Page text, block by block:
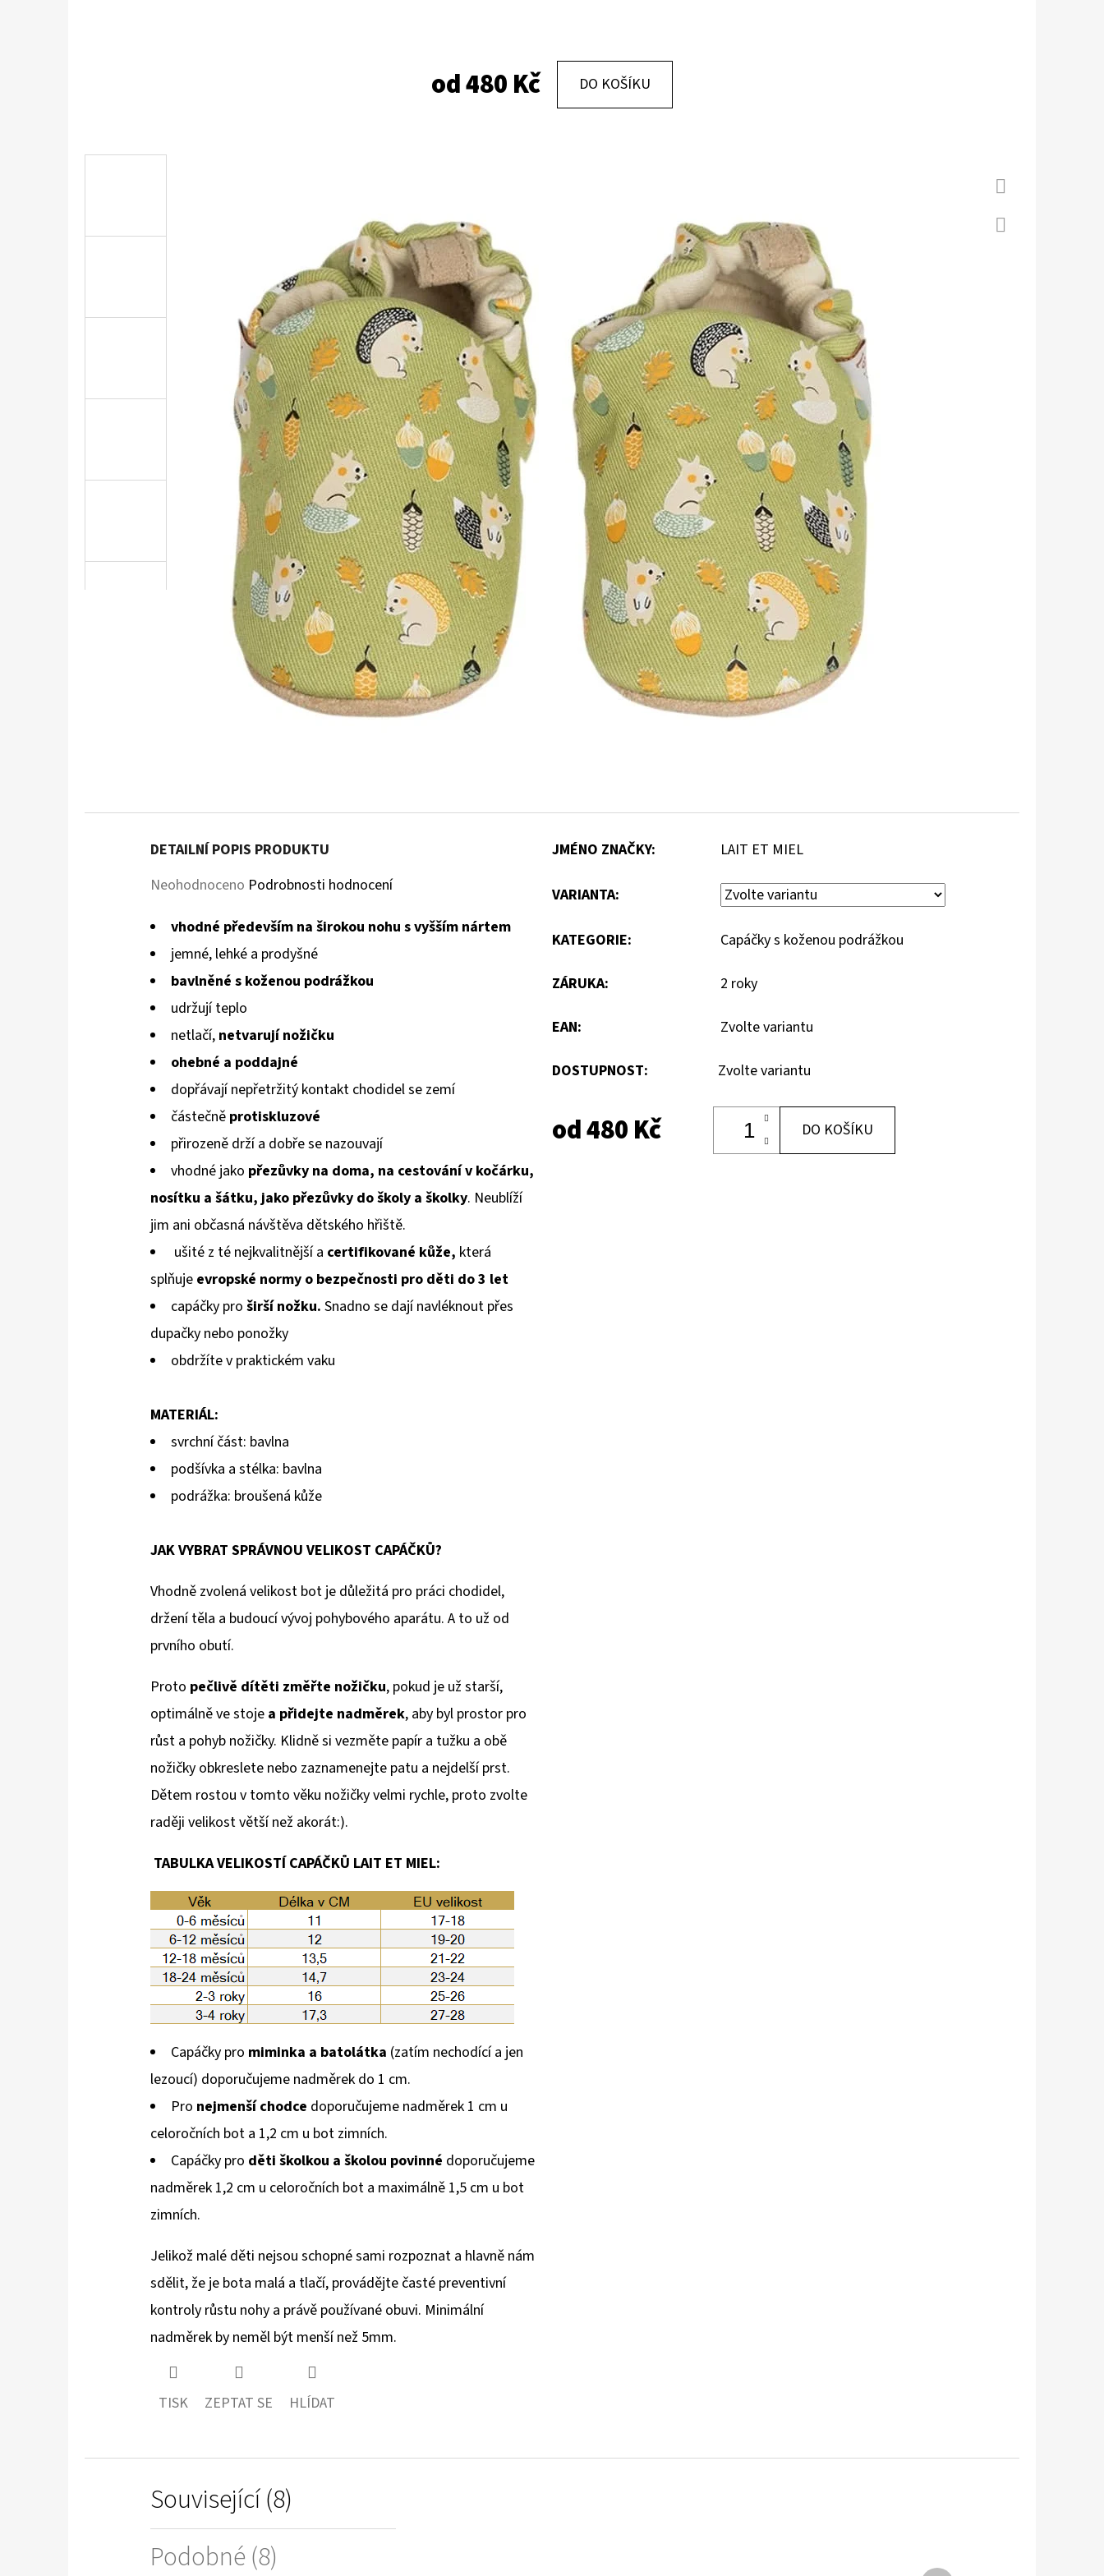
od480 Kč DO KOŠÍKU
Facebook
DETAILNÍ POPIS PRODUKTU
Průměrné
produktu
hvězdiček.
Neohodnoceno Podrobnosti hodnocení
vhodné především na širokou nohu s vyšším nártem
jemné, lehké a prodyšné
bavlněné s koženou podrážkou
udržují teplo
netlačí, netvarují nožičku
ohebné a poddajné
dopřávajínepřetržitý kontakt chodidel se zemí
částečně protiskluzové
přirozeně drží a dobře se nazouvají
vhodné jako přezůvky na doma, na cestování v kočárku,
nosítku a šátku, jako přezůvky do školy a školky. Neublíží
jim ani občasná návštěva dětského hřiště.
ušité z té nejkvalitnější a certifikované kůže, která
splňuje evropské normy o bezpečnosti pro děti do 3 let
capáčky pro širší nožku. Snadno se dají navléknout přes
dupačky nebo ponožky
obdržíte v praktickém vaku
MATERIÁL:
svrchní část: bavlna
podšívka a stélka: bavlna
podrážka: broušená kůže
JAK VYBRAT SPRÁVNOU VELIKOST CAPÁČKŮ?
Vhodně zvolená velikost bot je důležitá pro práci chodidel,
držení těla a budoucí vývoj pohybového aparátu. A to už od
prvního obutí.
Proto pečlivě dítěti změřte nožičku, pokud je už starší,
optimálně ve stoje a přidejte nadměrek, aby byl prostor pro
růst a pohyb nožičky. Klidně si vezměte papír a tužku a obě
nožičky obkreslete nebo zaznamenejte patu a nejdelší prst.
Dětem rostou v tomto věku nožičky velmi rychle, proto zvolte
raději velikost větší než akorát:).
TABULKA VELIKOSTÍ CAPÁČKŮ LAIT ET MIEL:
Capáčky pro miminka a batolátka (zatím nechodící a jen
lezoucí) doporučujeme nadměrek do 1 cm.
Pro nejmenší chodce doporučujeme nadměrek 1 cm u
celoročních bot a 1,2 cm u bot zimních.
Capáčky pro děti školkou a školou povinné doporučujeme
nadměrek 1,2 cm u celoročních bot a maximálně 1,5 cm u bot
zimních.
Jelikož malé děti nejsou schopné sami rozpoznat a hlavně nám
sdělit, že je bota malá a tlačí, provádějte časté preventivní
kontroly růstu nohy a právě používané obuvi. Minimální
nadměrek by neměl být menší než 5mm.
TISK ZEPTAT SE HLÍDAT
JMÉNO ZNAČKY: LAIT ET MIEL
VARIANTA:
KATEGORIE: Capáčky s koženou podrážkou
ZÁRUKA: 2 roky
EAN: Zvolte variantu
DOSTUPNOST: Zvolte variantu
od480 Kč DO KOŠÍKU
Související (8)
Podobné (8)